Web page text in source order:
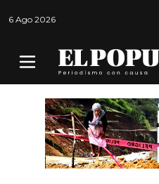
6 Ago 2026